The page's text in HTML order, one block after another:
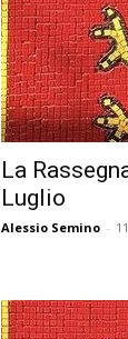
La
Luglio
Alessio Semino -